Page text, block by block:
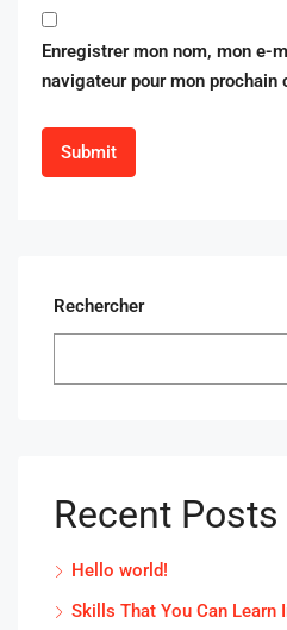
Enregistrer mon nom, mon e-
navigateur pour mon prochain
Rechercher
Recent Posts
Hello world!
Skills That You Can Learn